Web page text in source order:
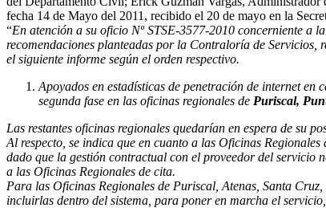
fecha 14 de Mayo del 2011, recibido el 20 de mayo en la
“En atención a su oficio Nº STSE-3577-2010 concerniente
recomendaciones planteadas por la Contraloría de
el siguiente informe según el orden respectivo.
Apoyados en estadísticas de penetración de internet
segunda fase en las oficinas regionales de Puriscal,
Las restantes oficinas regionales quedarían en espera de su
Al respecto, se indica que en cuanto a las Oficinas Regionales
dado que la gestión contractual con el proveedor del
a las Oficinas Regionales de cita.
Para las Oficinas Regionales de Puriscal, Atenas, Santa
incluirlas dentro del sistema, para poner en marcha el